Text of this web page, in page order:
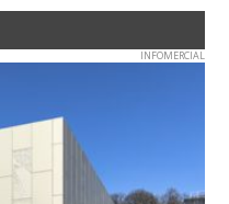
INFOMERCIAL